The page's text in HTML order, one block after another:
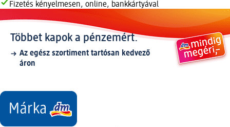
Fizetés kényelmesen, online, bankkártyával
Többet kapok a pénzemért.
Az egész szortiment tartósan kedvező
áron